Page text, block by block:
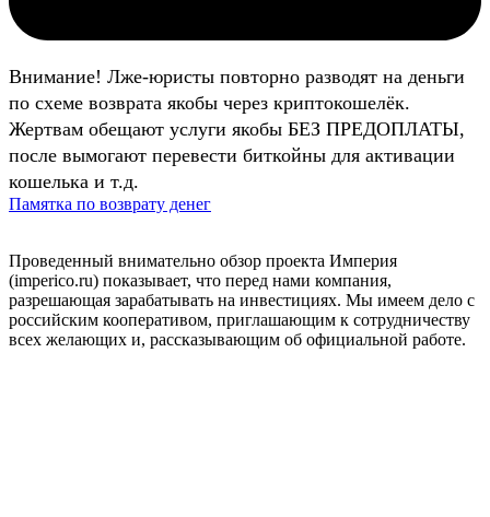
Внимание! Лже-юристы повторно разводят на деньги
по схеме возврата якобы через криптокошелёк.
Жертвам обещают услуги якобы БЕЗ ПРЕДОПЛАТЫ,
после вымогают перевести биткойны для активации
кошелька и т.д.
Памятка по возврату денег
Проведенный внимательно обзор проекта Империя
(imperico.ru) показывает, что перед нами компания,
разрешающая зарабатывать на инвестициях. Мы имеем дело с
российским кооперативом, приглашающим к сотрудничеству
всех желающих и, рассказывающим об официальной работе.